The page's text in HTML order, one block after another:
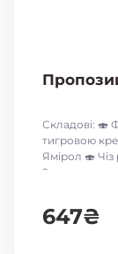
Складові: 🍣
тигровою
Ямірол 🍣 Чіз
9-го серпня
647₴